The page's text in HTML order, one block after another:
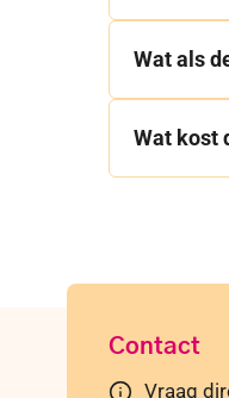
Wat als
Wat kost
Contact
Vraag